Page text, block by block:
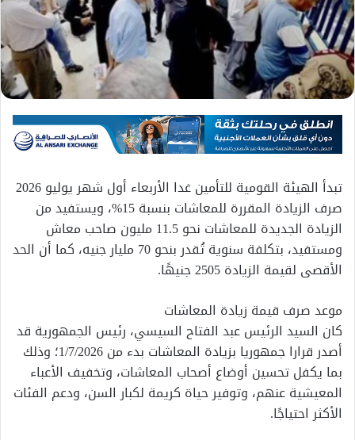
تبدأ الهيئة القومية للتأمين غدا الأربعاء أول شهر يوليو 2026
صرف الزيادة المقررة للمعاشات بنسبة 15%، ويستفيد من
الزيادة الجديدة للمعاشات نحو 11.5 مليون صاحب معاش
ومستفيد، بتكلفة سنوية تُقدر بنحو 70 مليار جنيه، كما أن الحد
الأقصى لقيمة الزيادة 2505 جنيهًا.
موعد صرف قيمة زيادة المعاشات
كان السيد الرئيس عبد الفتاح السيسي، رئيس الجمهورية قد
أصدر قرارا جمهوريا بزيادة المعاشات بدء من 1/7/2026؛ وذلك
بما يكفل تحسين أوضاع أصحاب المعاشات، وتخفيف الأعباء
المعيشية عنهم، وتوفير حياة كريمة لكبار السن، ودعم الفئات
الأكثر احتياجًا.